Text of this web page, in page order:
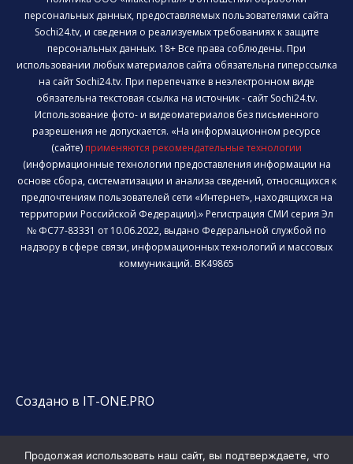
персональных данных, предоставляемых пользователями сайта
Sochi24.tv, и сведения о реализуемых требованиях к защите
персональных данных. 18+ Все права соблюдены. При
использовании любых материалов сайта обязательна гиперссылка
на сайт Sochi24.tv. При перепечатке в неэлектронном виде
обязательна текстовая ссылка на источник - сайт Sochi24.tv.
Использование фото- и видеоматериалов без письменного
разрешения не допускается. «На информационном ресурсе
(сайте) применяются рекомендательные технологии
(информационные технологии предоставления информации на
основе сбора, систематизации и анализа сведений, относящихся к
предпочтениям пользователей сети «Интернет», находящихся на
территории Российской Федерации).» Регистрация СМИ серия Эл
№ ФС77-83331 от 10.06.2022, выдано Федеральной службой по
надзору в сфере связи, информационных технологий и массовых
коммуникаций. ВК49865
Создано в IT-ONE.PRO
Продолжая использовать наш сайт, вы подтверждаете, что